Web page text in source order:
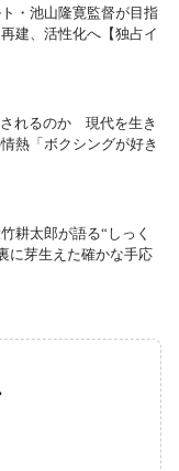
・池山隆寛監督が目指
建、活性化へ【独占イ
れるのか 現代を生き
熱「ボクシングが好き
耕太郎が語る“しっく
に芽生えた確かな手応